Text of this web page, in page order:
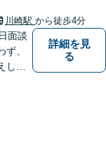
川崎駅 から徒歩4分
面談
、
ま
詳細を見
る